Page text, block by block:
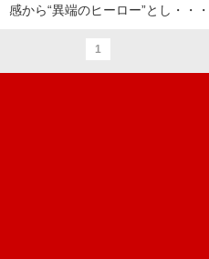
感から“異端のヒーロー”とし・・・
1